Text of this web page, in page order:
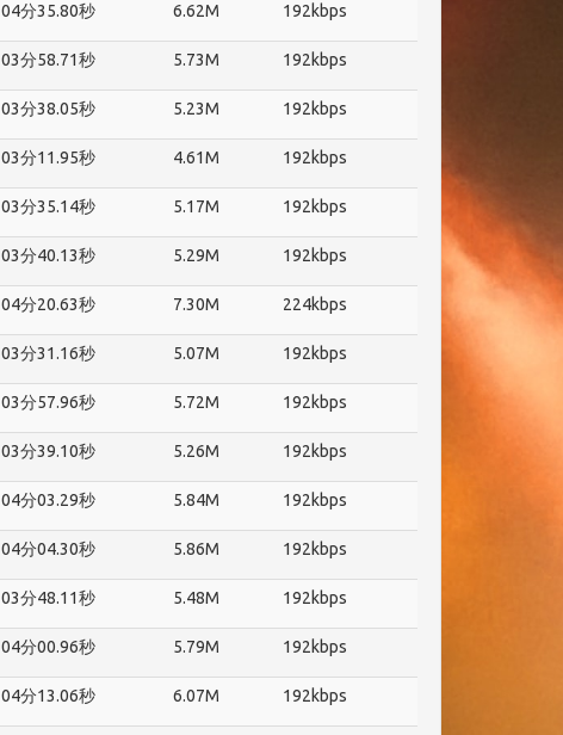
04分35.80秒 6.62M 192kbps
03分58.71秒 5.73M 192kbps
03分38.05秒 5.23M 192kbps
03分11.95秒 4.61M 192kbps
03分35.14秒 5.17M 192kbps
03分40.13秒 5.29M 192kbps
04分20.63秒 7.30M 224kbps
03分31.16秒 5.07M 192kbps
03分57.96秒 5.72M 192kbps
03分39.10秒 5.26M 192kbps
04分03.29秒 5.84M 192kbps
04分04.30秒 5.86M 192kbps
03分48.11秒 5.48M 192kbps
04分00.96秒 5.79M 192kbps
04分13.06秒 6.07M 192kbps